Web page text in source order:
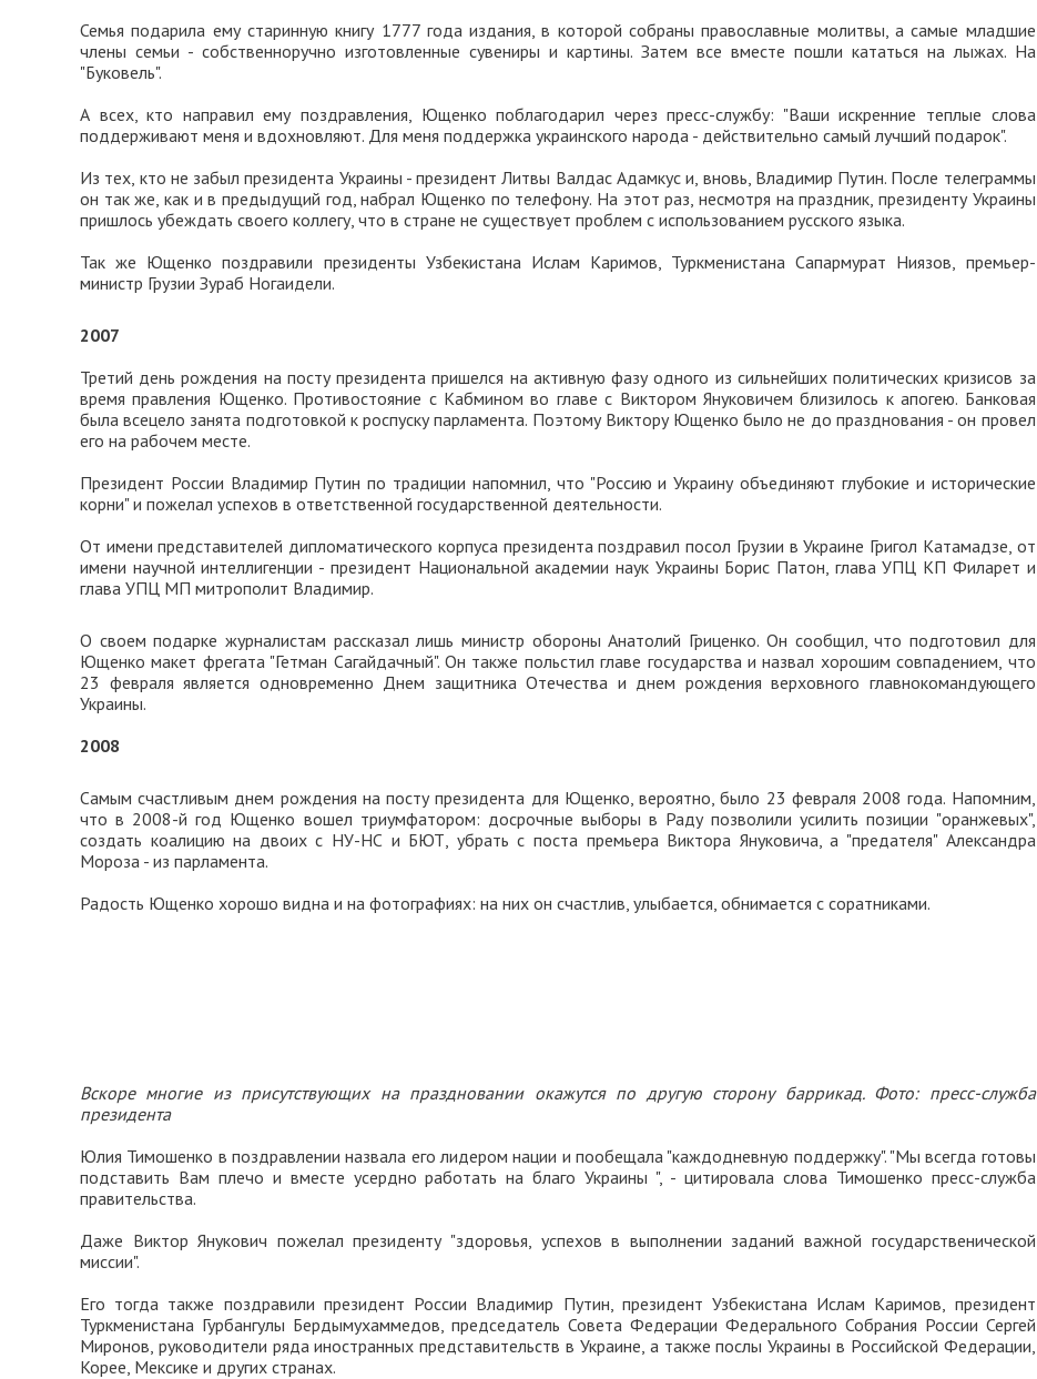
Семья подарила ему старинную книгу 1777 года издания, в которой собраны православные молитвы, а самые младшие
члены семьи - собственноручно изготовленные сувениры и картины. Затем все вместе пошли кататься на лыжах. На
"Буковель".
А всех, кто направил ему поздравления, Ющенко поблагодарил через пресс-службу: "Ваши искренние теплые слова
поддерживают меня и вдохновляют. Для меня поддержка украинского народа - действительно самый лучший подарок".
Из тех, кто не забыл президента Украины - президент Литвы Валдас Адамкус и, вновь, Владимир Путин. После телеграммы
он так же, как и в предыдущий год, набрал Ющенко по телефону. На этот раз, несмотря на праздник, президенту Украины
пришлось убеждать своего коллегу, что в стране не существует проблем с использованием русского языка.
Так же Ющенко поздравили президенты Узбекистана Ислам Каримов, Туркменистана Сапармурат Ниязов, премьер-
министр Грузии Зураб Ногаидели.
2007
Третий день рождения на посту президента пришелся на активную фазу одного из сильнейших политических кризисов за
время правления Ющенко. Противостояние с Кабмином во главе с Виктором Януковичем близилось к апогею. Банковая
была всецело занята подготовкой к роспуску парламента. Поэтому Виктору Ющенко было не до празднования - он провел
его на рабочем месте.
Президент России Владимир Путин по традиции напомнил, что "Россию и Украину объединяют глубокие и исторические
корни" и пожелал успехов в ответственной государственной деятельности.
От имени представителей дипломатического корпуса президента поздравил посол Грузии в Украине Григол Катамадзе, от
имени научной интеллигенции - президент Национальной академии наук Украины Борис Патон, глава УПЦ КП Филарет и
глава УПЦ МП митрополит Владимир.
О своем подарке журналистам рассказал лишь министр обороны Анатолий Гриценко. Он сообщил, что подготовил для
Ющенко макет фрегата "Гетман Сагайдачный". Он также польстил главе государства и назвал хорошим совпадением, что
23 февраля является одновременно Днем защитника Отечества и днем рождения верховного главнокомандующего
Украины.
2008
Самым счастливым днем рождения на посту президента для Ющенко, вероятно, было 23 февраля 2008 года. Напомним,
что в 2008-й год Ющенко вошел триумфатором: досрочные выборы в Раду позволили усилить позиции "оранжевых",
создать коалицию на двоих с НУ-НС и БЮТ, убрать с поста премьера Виктора Януковича, а "предателя" Александра
Мороза - из парламента.
Радость Ющенко хорошо видна и на фотографиях: на них он счастлив, улыбается, обнимается с соратниками.
Вскоре многие из присутствующих на праздновании окажутся по другую сторону баррикад. Фото: пресс-служба
президента
Юлия Тимошенко в поздравлении назвала его лидером нации и пообещала "каждодневную поддержку". "Мы всегда готовы
подставить Вам плечо и вместе усердно работать на благо Украины ", - цитировала слова Тимошенко пресс-служба
правительства.
Даже Виктор Янукович пожелал президенту "здоровья, успехов в выполнении заданий важной государственической
миссии".
Его тогда также поздравили президент России Владимир Путин, президент Узбекистана Ислам Каримов, президент
Туркменистана Гурбангулы Бердымухаммедов, председатель Совета Федерации Федерального Собрания России Сергей
Миронов, руководители ряда иностранных представительств в Украине, а также послы Украины в Российской Федерации,
Корее, Мексике и других странах.